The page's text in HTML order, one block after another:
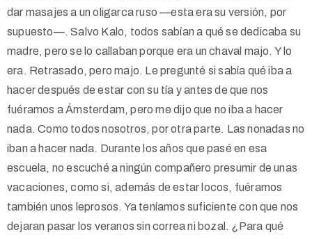
dar masajes a un oligarca ruso —esta era su versión, por
supuesto—. Salvo Kalo, todos sabían a qué se dedicaba su
madre, pero se lo callaban porque era un chaval majo. Y lo
era. Retrasado, pero majo. Le pregunté si sabía qué iba a
hacer después de estar con su tía y antes de que nos
fuéramos a Ámsterdam, pero me dijo que no iba a hacer
nada. Como todos nosotros, por otra parte. Las nonadas no
iban a hacer nada. Durante los años que pasé en esa
escuela, no escuché a ningún compañero presumir de unas
vacaciones, como si, además de estar locos, fuéramos
también unos leprosos. Ya teníamos suficiente con que nos
dejaran pasar los veranos sin correa ni bozal. ¿Para qué